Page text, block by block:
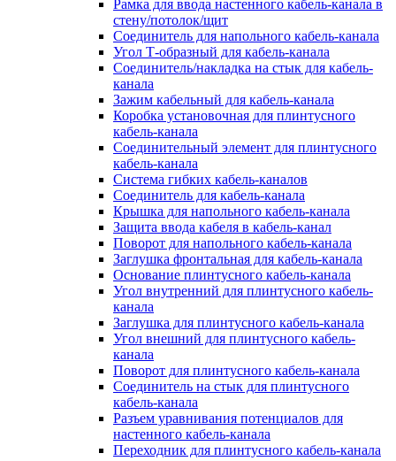
Рамка для ввода настенного кабель-канала в
стену/потолок/щит
Соединитель для напольного кабель-канала
Угол Т-образный для кабель-канала
Соединитель/накладка на стык для кабель-
канала
Зажим кабельный для кабель-канала
Коробка установочная для плинтусного
кабель-канала
Соединительный элемент для плинтусного
кабель-канала
Система гибких кабель-каналов
Соединитель для кабель-канала
Крышка для напольного кабель-канала
Защита ввода кабеля в кабель-канал
Поворот для напольного кабель-канала
Заглушка фронтальная для кабель-канала
Основание плинтусного кабель-канала
Угол внутренний для плинтусного кабель-
канала
Заглушка для плинтусного кабель-канала
Угол внешний для плинтусного кабель-
канала
Поворот для плинтусного кабель-канала
Соединитель на стык для плинтусного
кабель-канала
Разъем уравнивания потенциалов для
настенного кабель-канала
Переходник для плинтусного кабель-канала